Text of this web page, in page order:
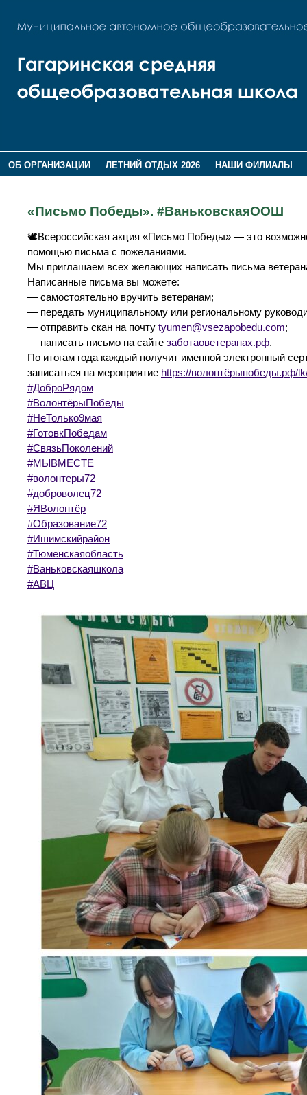
ОБ ОРГАНИЗАЦИИ ЛЕТНИЙ ОТДЫХ 2026
НАШИ ФИЛИАЛЫ
«Письмо Победы». #ВаньковскаяООШ
🕊Всероссийская акция «Письмо Победы» — это
помощью письма с пожеланиями.
Мы приглашаем всех желающих написать письма
Написанные письма вы можете:
— самостоятельно вручить ветеранам;
— передать муниципальному или региональному
— отправить скан на почту tyumen@vsezapobedu.com;
— написать письмо на сайте заботаоветеранах.рф.
По итогам года каждый получит именной электронный
записаться на мероприятие https://волонтёрыпобеды.рф/
#ДоброРядом
#ВолонтёрыПобеды
#НеТолько9мая
#ГотовкПобедам
#СвязьПоколений
#МЫВМЕСТЕ
#волонтеры72
#доброволец72
#ЯВолонтёр
#Образование72
#Ишимскийрайон
#Тюменскаяобласть
#Ваньковскаяшкола
#АВЦ